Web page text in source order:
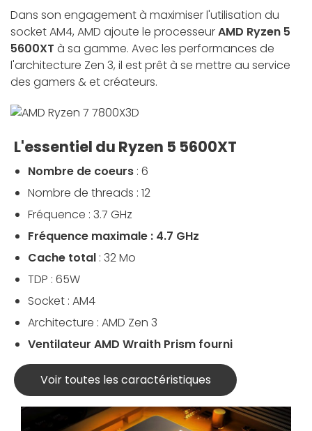
Dans son engagement à maximiser l'utilisation du
socket AM4, AMD ajoute le processeurAMD Ryzen 5
5600XT à sa gamme. Avec les performances de
l'architecture Zen 3, il est prêt à se mettre au service
des gamers & et créateurs.
L'essentiel du Ryzen 5 5600XT
Nombre de coeurs : 6
Nombre de threads : 12
Fréquence : 3.7 GHz
Fréquence maximale : 4.7 GHz
Cache total : 32 Mo
TDP : 65W
Socket : AM4
Architecture : AMD Zen 3
Ventilateur AMD Wraith Prism fourni
Voir toutes les caractéristiques